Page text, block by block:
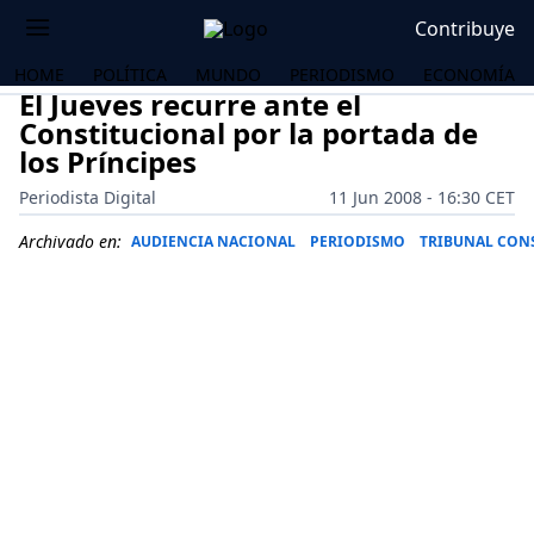
Contribuye
HOME POLÍTICA MUNDO PERIODISMO ECONOMÍA
El Jueves recurre ante el
Constitucional por la portada de
los Príncipes
Periodista Digital
11 Jun 2008 - 16:30 CET
Archivado en: AUDIENCIA NACIONAL PERIODISMO TRIBUNAL